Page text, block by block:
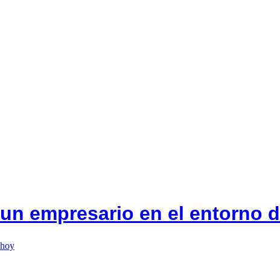
empresario en el entorno